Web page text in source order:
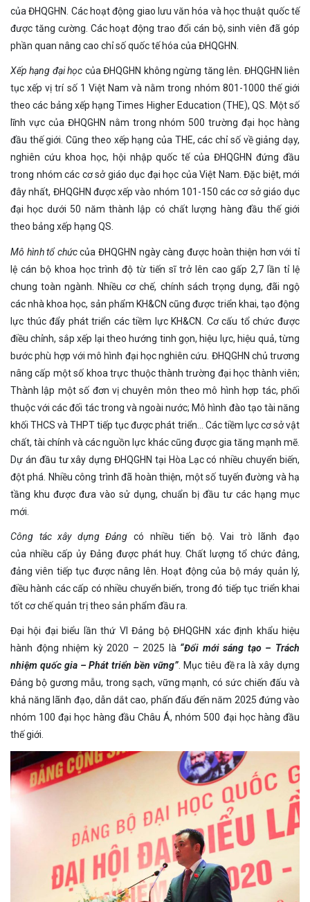
của ĐHQGHN. Các hoạt động giao lưu văn hóa và học thuật quốc tế
được tăng cường. Các hoạt động trao đổi cán bộ, sinh viên đã góp
phần quan nâng cao chỉ số quốc tế hóa của ĐHQGHN.
Xếp hạng đại học của ĐHQGHN không ngừng tăng lên. ĐHQGHN liên
tục xếp vị trí số 1 Việt Nam và nằm trong nhóm 801-1000 thế giới
theo các bảng xếp hạng Times Higher Education (THE), QS. Một số
lĩnh vực của ĐHQGHN nằm trong nhóm 500 trường đại học hàng
đầu thế giới. Cũng theo xếp hạng của THE, các chỉ số về giảng dạy,
nghiên cứu khoa học, hội nhập quốc tế của ĐHQGHN đứng đầu
trong nhóm các cơ sở giáo dục đại học của Việt Nam. Đặc biệt, mới
đây nhất, ĐHQGHN được xếp vào nhóm 101-150 các cơ sở giáo dục
đại học dưới 50 năm thành lập có chất lượng hàng đầu thế giới
theo bảng xếp hạng QS.
Mô hình tổ chứccủa ĐHQGHN ngày càng được hoàn thiện hơn với tỉ
lệ cán bộ khoa học trình độ từ tiến sĩ trở lên cao gấp 2,7 lần tỉ lệ
chung toàn ngành. Nhiều cơ chế, chính sách trọng dụng, đãi ngộ
các nhà khoa học, sản phẩm KH&CN cũng được triển khai, tạo động
lực thúc đẩy phát triển các tiềm lực KH&CN. Cơ cấu tổ chức được
điều chỉnh, sắp xếp lại theo hướng tinh gọn, hiệu lực, hiệu quả, từng
bước phù hợp với mô hình đại học nghiên cứu. ĐHQGHN chủ trương
nâng cấp một số khoa trực thuộc thành trường đại học thành viên;
Thành lập một số đơn vị chuyên môn theo mô hình hợp tác, phối
thuộc với các đối tác trong và ngoài nước; Mô hình đào tạo tài năng
khối THCS và THPT tiếp tục được phát triển… Các tiềm lực cơ sở vật
chất, tài chính và các nguồn lực khác cũng được gia tăng mạnh mẽ.
Dự án đầu tư xây dựng ĐHQGHN tại Hòa Lạc có nhiều chuyển biến,
đột phá. Nhiều công trình đã hoàn thiện, một số tuyến đường và hạ
tầng khu được đưa vào sử dụng, chuẩn bị đầu tư các hạng mục
mới.
Công tácxây dựng Đảng có nhiều tiến bộ. Vai trò lãnh đạo
của nhiều cấp ủy Đảng được phát huy. Chất lượng tổ chức đảng,
đảng viên tiếp tục được nâng lên. Hoạt động của bộ máy quản lý,
điều hành các cấp có nhiều chuyển biến, trong đó tiếp tục triển khai
tốt cơ chế quản trị theo sản phẩm đầu ra.
Đại hội đại biểu lần thứ VI Đảng bộ ĐHQGHN xác định khẩu hiệu
hành động nhiệm kỳ 2020 – 2025 là “Đổi mới sáng tạo – Trách
nhiệm quốc gia – Phát triển bền vững” Mục tiêu đề ra là xây dựng
Đảng bộ gương mẫu, trong sạch, vững mạnh, có sức chiến đấu và
khả năng lãnh đạo, dẫn dắt cao, phấn đấu đến năm 2025 đứng vào
nhóm 100 đại học hàng đầu Châu Á, nhóm 500 đại học hàng đầu
thế giới.